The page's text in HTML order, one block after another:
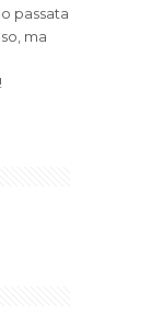
passata
ma